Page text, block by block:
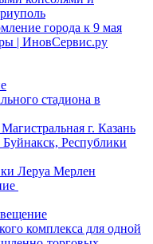
города к 9 мая
| ИновСервис.ру
стадиона в
г. Казань
Республики
Леруа Мерлен
комплекса для одной